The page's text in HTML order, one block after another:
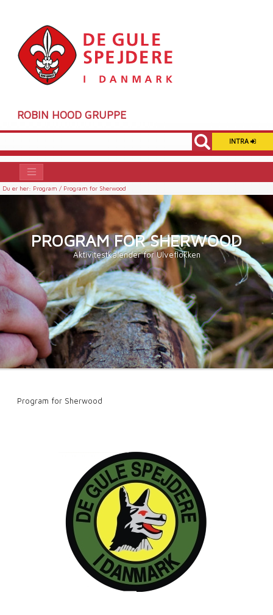
ROBIN HOOD GRUPPE
INTRA
Du er her: Program / Program for Sherwood
PROGRAM FOR SHERWOOD
Aktivitestkalender for Ulveflokken
Program for Sherwood